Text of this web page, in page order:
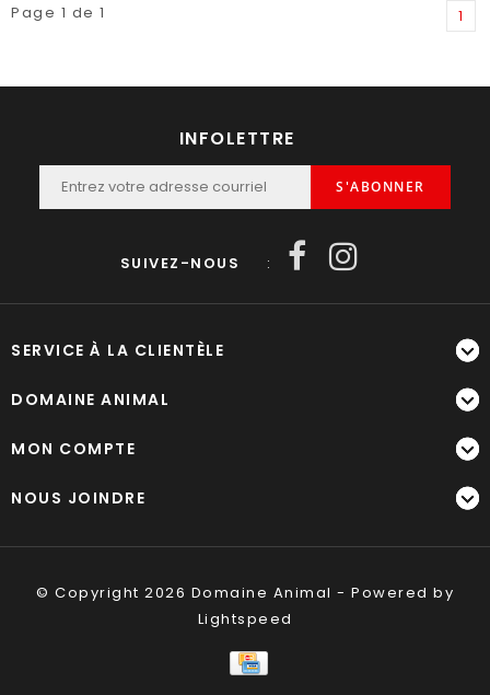
Page 1 de 1 1
INFOLETTRE
S'ABONNER
SUIVEZ-NOUS :
SERVICE À LA CLIENTÈLE
DOMAINE ANIMAL
MON COMPTE
NOUS JOINDRE
© Copyright 2026 Domaine Animal - Powered by
Lightspeed